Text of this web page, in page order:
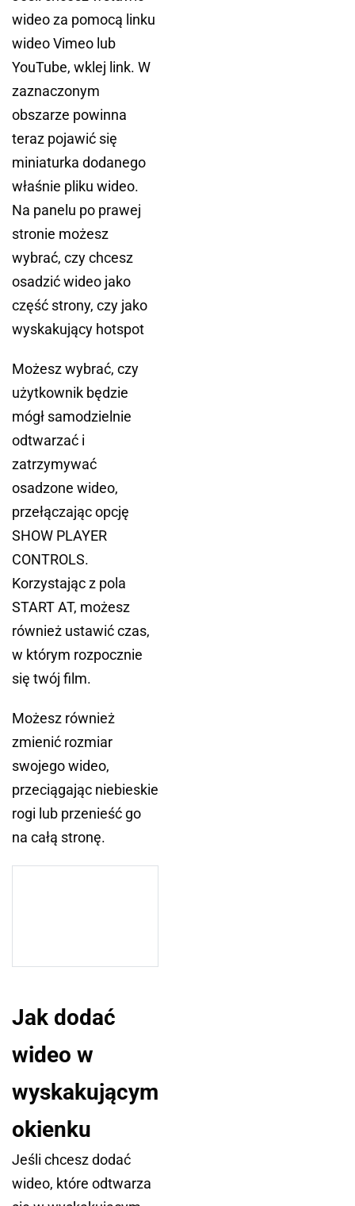
wideo za pomocą linku
wideo Vimeo lub
YouTube, wklej link. W
zaznaczonym
obszarze powinna
teraz pojawić się
miniaturka dodanego
właśnie pliku wideo.
Na panelu po prawej
stronie możesz
wybrać, czy chcesz
osadzić wideo jako
część strony, czy jako
wyskakujący hotspot
Możesz wybrać, czy
użytkownik będzie
mógł samodzielnie
odtwarzać i
zatrzymywać
osadzone wideo,
przełączając opcję
SHOW PLAYER
CONTROLS.
Korzystając z pola
START AT, możesz
również ustawić czas,
w którym rozpocznie
się twój film.
Możesz również
zmienić rozmiar
swojego wideo,
przeciągając niebieskie
rogi lub przenieść go
na całą stronę.
Jak dodać
wideo w
wyskakującym
okienku
Jeśli chcesz dodać
wideo, które odtwarza